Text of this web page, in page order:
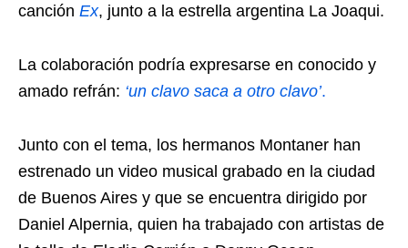
canción Ex, junto a la estrella argentina La Joaqui.
La colaboración podría expresarse en conocido y
amado refrán: ‘un clavo saca a otro clavo’.
Junto con el tema, los hermanos Montaner han
estrenado un video musical grabado en la ciudad
de Buenos Aires y que se encuentra dirigido por
Daniel Alpernia, quien ha trabajado con artistas de